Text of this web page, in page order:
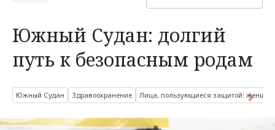
Южный Судан: долгий
путь к безопасным родам
Южный Судан Здравоохранение Лица, пользующиеся защитой: